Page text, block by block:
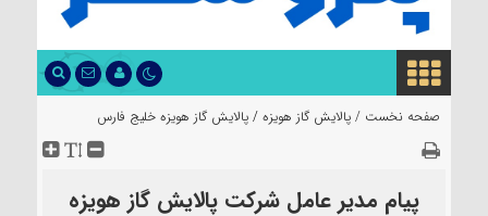
صفحه نخست / پالایش گاز هویزه / پالایش گاز هویزه خلیج فارس
پیام مدیر عامل شرکت پالایش گاز هویزه